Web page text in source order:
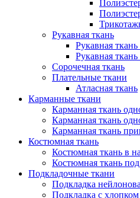
Рукавная ткань
Рукавная
Рукавная
Сорочечная ткань
Плательные ткани
Атласная ткань
Карманные ткани
Карманная ткань
Карманная ткань
Карманная ткань
Костюмная ткань
Костюмная ткань в
Костюмная ткань под
Подкладочные ткани
Подкладка
Подкладка с хлопком